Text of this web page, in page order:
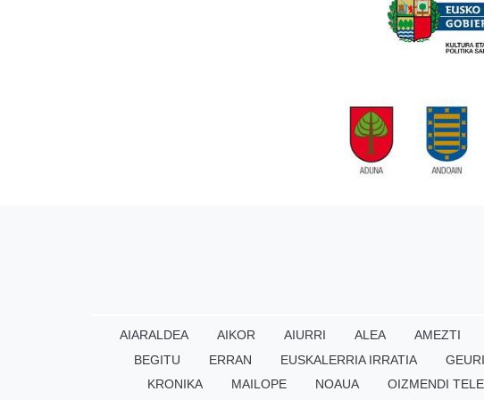
AIARALDEA AIKOR AIURRI ALEA AMEZTI
BEGITU
ERRAN EUSKALERRIA IRRATIA
KRONIKA
MAILOPE NOAUA OIZMENDI